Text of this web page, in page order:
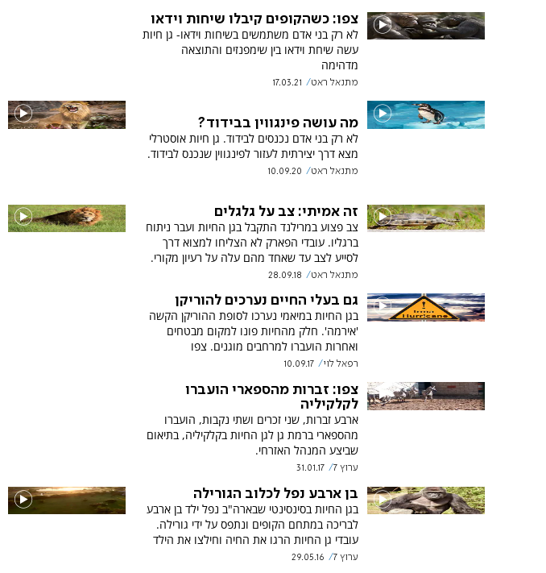
צפו: כשהקופים קיבלו שיחות וידאו
לא רק בני אדם משתמשים בשיחות וידאו- גן חיות
עשה שיחת וידאו בין שימפנזים והתוצאה
מדהימה
מתנאל ראט 17.03.21
מה עושה פינגווין בבידוד?
לא רק בני אדם נכנסים לבידוד. גן חיות אוסטרלי
מצא דרך יצירתית לעזור לפינגווין שנכנס לבידוד.
מתנאל ראט 10.09.20
זה אמיתי: צב על גלגלים
צב פצוע במרילנד התקבל בגן החיות ועבר ניתוח
ברגליו. עובדי הפארק לא הצליחו למצוא דרך
לסייע לצב עד שאחד מהם עלה על רעיון מקורי.
מתנאל ראט 28.09.18
גם בעלי החיים נערכים להוריקן
בגן החיות במיאמי נערכו לסופת ההוריקן הקשה
'אירמה'. חלק מהחיות פונו למקום מבטחים
ואחרות הועברו למרחבים מוגנים. צפו
רפאל לוי 10.09.17
צפו: זברות מהספארי הועברו
לקלקיליה
ארבע זברות, שני זכרים ושתי נקבות, הועברו
מהספארי ברמת גן לגן החיות בקלקיליה, בתיאום
שביצע המנהל האזרחי.
ערוץ 7 31.01.17
בן ארבע נפל לכלוב הגורילה
בגן החיות בסינסינטי שבארה"ב נפל ילד בן ארבע
לבריכה במתחם הקופים ונתפס על ידי גורילה.
עובדי גן החיות הרגו את החיה וחילצו את הילד
ערוץ 7 29.05.16